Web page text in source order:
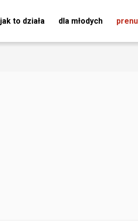
jak to działa dla młodych